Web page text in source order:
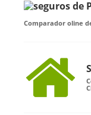
Comparador oline